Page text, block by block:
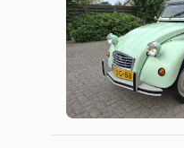
Remko
Goirle